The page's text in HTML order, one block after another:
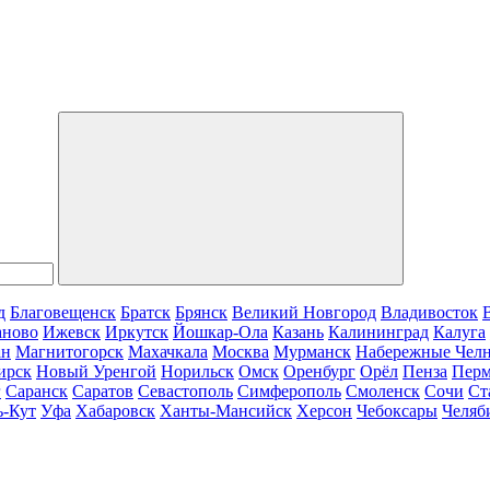
Благовещенск Братск Брянск Великий Новгород Владивосток
Ижевск Иркутск Йошкар-Ола Казань Калининград Калуга
Магнитогорск Махачкала Москва Мурманск Набережные
Новый Уренгой Норильск Омск Оренбург Орёл Пенза
Саранск Саратов Севастополь Симферополь Смоленск Сочи
Кут Уфа Хабаровск Ханты-Мансийск Херсон Чебоксары